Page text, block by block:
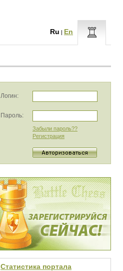
Ru | En
Логин:
Пароль:
Забыли пароль??
Регистрация
Статистика портала